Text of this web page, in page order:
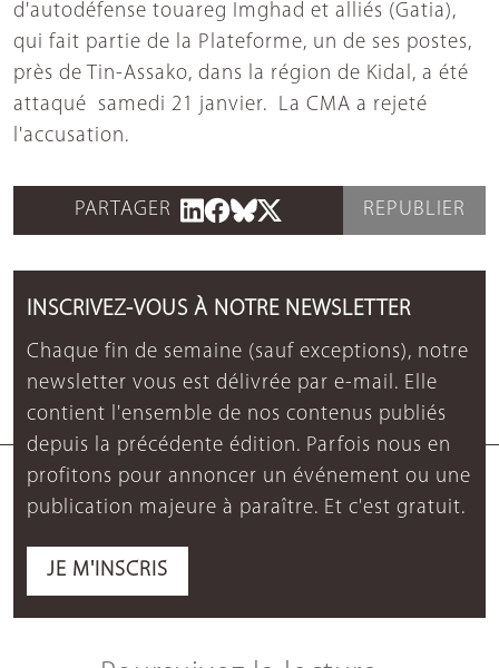
d'autodéfense touareg Imghad et alliés (Gatia),
qui fait partie de la Plateforme, un de ses postes,
près de Tin-Assako, dans la région de Kidal, a été
attaqué samedi 21 janvier. La CMA a rejeté
l'accusation.
PARTAGER REPUBLIER
INSCRIVEZ-VOUS À NOTRE NEWSLETTER
Chaque fin de semaine (sauf exceptions), notre
newsletter vous est délivrée par e-mail. Elle
contient l'ensemble de nos contenus publiés
depuis la précédente édition. Parfois nous en
profitons pour annoncer un événement ou une
publication majeure à paraître. Et c'est gratuit.
JE M'INSCRIS